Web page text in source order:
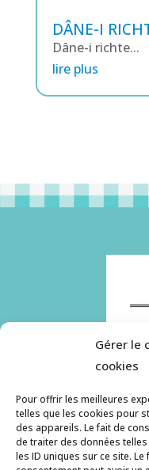
Gérer le
cookies
Pour offrir les meilleures
telles que les cookies pour
des appareils. Le fait de
de traiter des données
les ID uniques sur ce site.
DÂNE-I
Dâne-i richte...
lire plus
Histoire de
savoir plus,